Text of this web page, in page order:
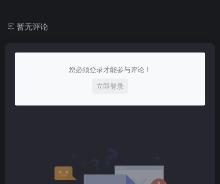
暂无评论
您必须登录才能参与评论！
立即登录